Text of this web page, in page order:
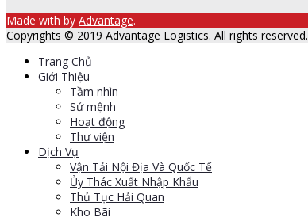
Made with by Advantage.
Copyrights © 2019 Advantage Logistics. All rights reserved.
Trang Chủ
Giới Thiệu
Tầm nhìn
Sứ mệnh
Hoạt động
Thư viện
Dịch Vụ
Vận Tải Nội Địa Và Quốc Tế
Ủy Thác Xuất Nhập Khẩu
Thủ Tục Hải Quan
Kho Bãi